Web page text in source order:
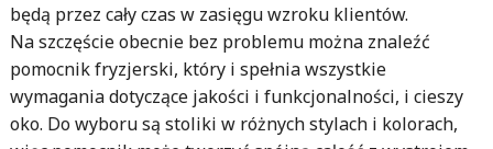
będą przez cały czas w zasięgu wzroku klientów.
Na szczęście obecnie bez problemu można znaleźć
pomocnik fryzjerski, który i spełnia wszystkie
wymagania dotyczące jakości i funkcjonalności, i cieszy
oko. Do wyboru są stoliki w różnych stylach i kolorach,